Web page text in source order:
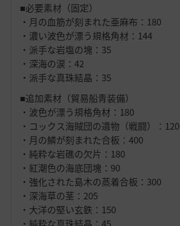
■必要素材（固定）
・月の血筋が刻まれた亜麻布：180
・濃い波色が漂う規格角材：144
・派手な岩塩の塊：35
・深海の涙：42
・派手な真珠結晶：35
■追加素材（貿易船青装備）
・波色が漂う規格角材：180
・コックス海賊団の遺物（戦闘）：120
・月の鱗が刻まれた合板：400
・純粋な岩礁の欠片：180
・紅潮色の海底団塊：90
・強化された島木の蒸着合板：300
・深海草の茎：205
・大洋の堅い玄鉄：150